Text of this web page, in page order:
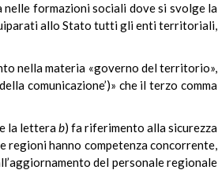
formazioni sociali dove si svolge la
allo Stato tutti gli enti territoriali,
nella materia «governo del territorio»,
comunicazione’)» che il terzo comma
la letterab) fa riferimento alla sicurezza
regioni hanno competenza concorrente,
del personale regionale